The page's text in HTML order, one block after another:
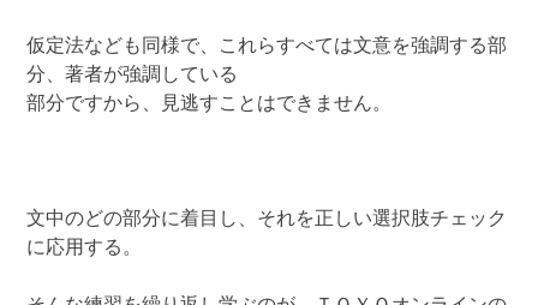
仮定法なども同様で、これらすべては文意を強調する部
分、著者が強調している
部分ですから、見逃すことはできません。
文中のどの部分に着目し、それを正しい選択肢チェック
に応用する。